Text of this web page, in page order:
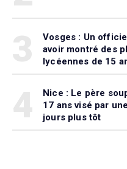
Vosges : Un
avoir montré des
lycéennes de 15
Nice : Le père
17 ans visé par
jours plus tôt